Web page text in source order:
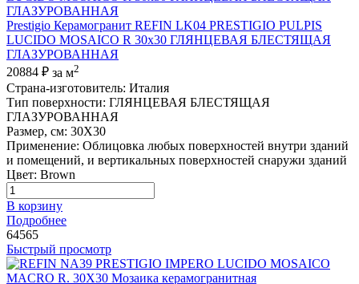
Prestigio Керамогранит REFIN LK04 PRESTIGIO PULPIS
LUCIDO MOSAICO R 30x30 ГЛЯНЦЕВАЯ БЛЕСТЯЩАЯ
ГЛАЗУРОВАННАЯ
20884 ₽ за м2
Страна-изготовитель: Италия
Тип поверхности: ГЛЯНЦЕВАЯ БЛЕСТЯЩАЯ
ГЛАЗУРОВАННАЯ
Размер, см: 30X30
Применение: Облицовка любых поверхностей внутри зданий
и помещений, и вертикальных поверхностей снаружи зданий
Цвет: Brown
В корзину
Подробнее
64565
Быстрый просмотр